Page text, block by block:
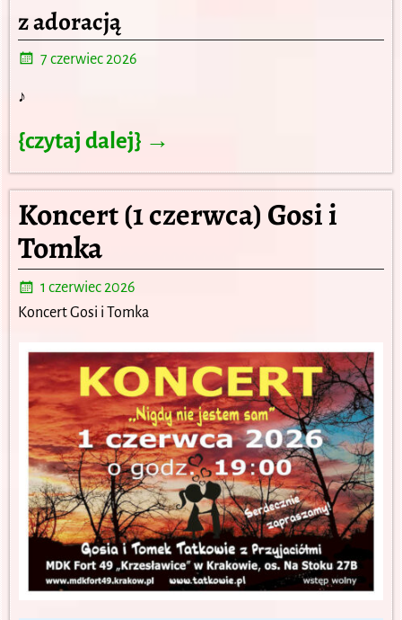
z adoracją
7 czerwiec 2026
♪
{czytaj dalej} →
Koncert (1 czerwca) Gosi i
Tomka
1 czerwiec 2026
Koncert Gosi i Tomka